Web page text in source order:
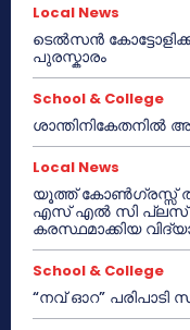
Local News
ടെൽസൻ
പുരസ്കാരം
School & College
ശാന്തിനികേതനിൽ
Local News
യൂത്ത് കോൺഗ്രസ്സ്
എസ് എൽ സി പ്ലസ് ടു
കരസ്ഥമാക്കിയ
School & College
“നവ് ഓറ” പരിപാടി